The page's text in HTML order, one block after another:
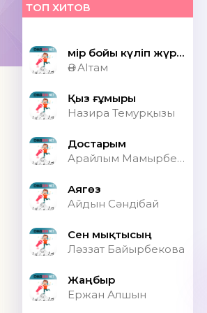
ТОП ХИТОВ
Өмір бойы күліп жүрсек шіркін ай
Ән АІтам
Қыз ғұмыры
Назира Темурқызы
Достарым
Арайлым Мамырбекқызы
Аягөз
Айдын Сәндібай
Сен мықтысың
Ләззат Байырбекова
Жаңбыр
Ержан Алшын